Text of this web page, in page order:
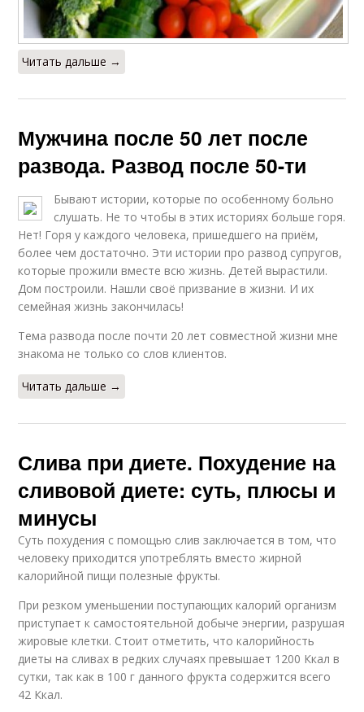
Читать дальше →
Мужчина после 50 лет после
развода. Развод после 50-ти
Бывают истории, которые по особенному больно
слушать. Не то чтобы в этих историях больше горя.
Нет! Горя у каждого человека, пришедшего на приём,
более чем достаточно. Эти истории про развод супругов,
которые прожили вместе всю жизнь. Детей вырастили.
Дом построили. Нашли своё призвание в жизни. И их
семейная жизнь закончилась!
Тема развода после почти 20 лет совместной жизни мне
знакома не только со слов клиентов.
Читать дальше →
Слива при диете. Похудение на
сливовой диете: суть, плюсы и
минусы
Суть похудения с помощью слив заключается в том, что
человеку приходится употреблять вместо жирной
калорийной пищи полезные фрукты.
При резком уменьшении поступающих калорий организм
приступает к самостоятельной добыче энергии, разрушая
жировые клетки. Стоит отметить, что калорийность
диеты на сливах в редких случаях превышает 1200 Ккал в
сутки, так как в 100 г данного фрукта содержится всего
42 Ккал.